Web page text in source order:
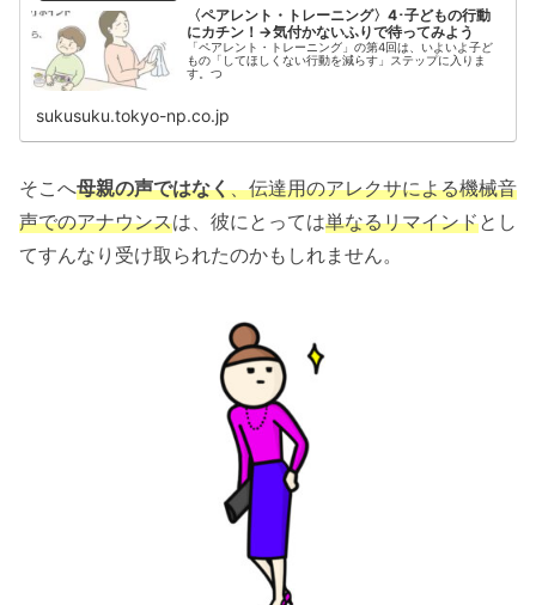
〈ペアレント・トレーニング〉4･子どもの行動
にカチン！→気付かないふりで待ってみよう
「ペアレント・トレーニング」の第4回は、いよいよ子ど
もの「してほしくない行動を減らす」ステップに入りま
す。つ
sukusuku.tokyo-np.co.jp
そこへ母親の声ではなく、伝達用のアレクサによる機械音
声でのアナウンスは、彼にとっては単なるリマインドとし
てすんなり受け取られたのかもしれません。